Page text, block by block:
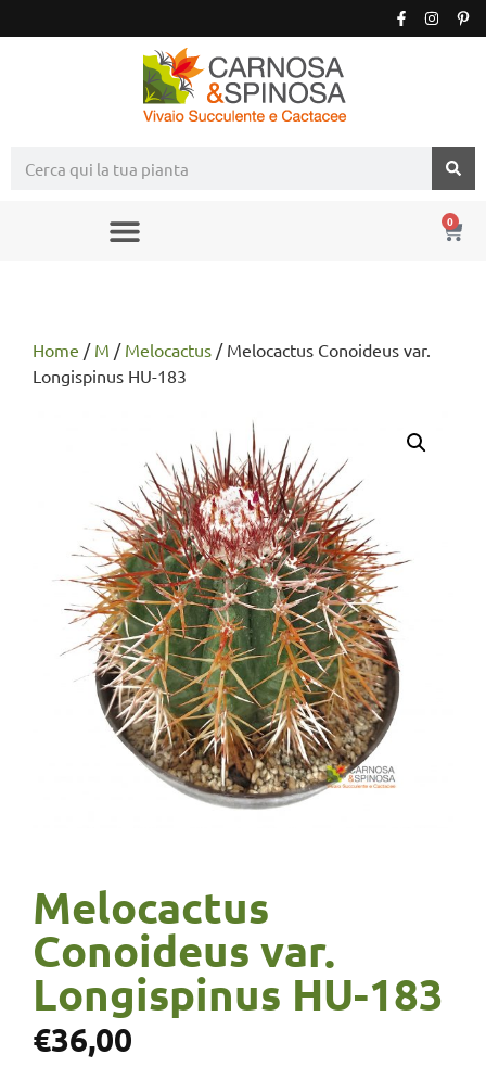
0
Home / M / Melocactus / Melocactus Conoideus var.
Longispinus HU-183
Melocactus
Conoideus var.
Longispinus HU-183
€36,00